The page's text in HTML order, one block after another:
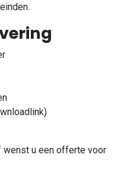
wenst u een offerte voor